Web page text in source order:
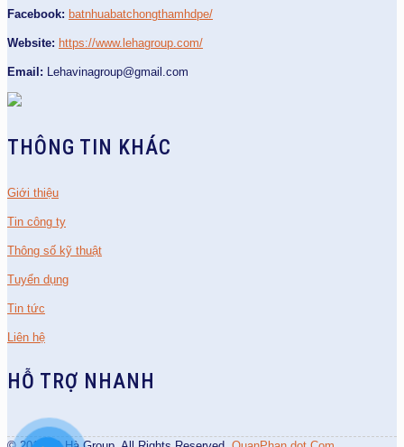
Facebook: batnhuabatchongthamhdpe/
Website: https://www.lehagroup.com/
Email: Lehavinagroup@gmail.com
THÔNG TIN KHÁC
Giới thiệu
Tin công ty
Thông số kỹ thuật
Tuyển dụng
Tin tức
Liên hệ
HỖ TRỢ NHANH